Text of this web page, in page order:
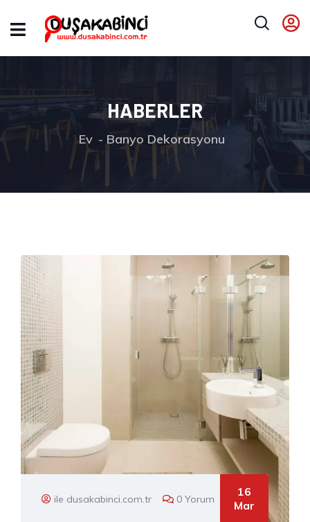
HABERLER
Ev Banyo Dekorasyonu
ile dusakabinci.com.tr 0 Yorum
16
Mar